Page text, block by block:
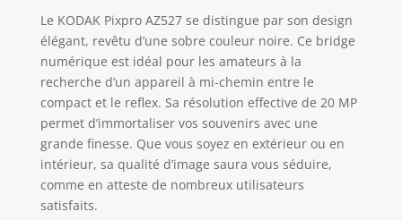
Le KODAK Pixpro AZ527 se distingue par son design
élégant, revêtu d’une sobre couleur noire. Ce bridge
numérique est idéal pour les amateurs à la
recherche d’un appareil à mi-chemin entre le
compact et le reflex. Sa résolution effective de 20 MP
permet d’immortaliser vos souvenirs avec une
grande finesse. Que vous soyez en extérieur ou en
intérieur, sa qualité d’image saura vous séduire,
comme en atteste de nombreux utilisateurs
satisfaits.